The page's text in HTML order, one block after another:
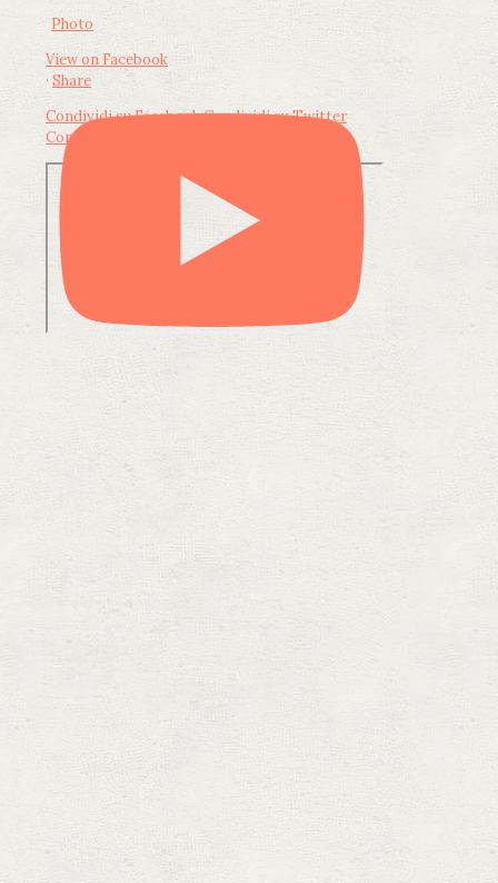
Photo
View on Facebook
· Share
Condividi su FacebookCondividi su Twitter
Condividi su LinkedIn